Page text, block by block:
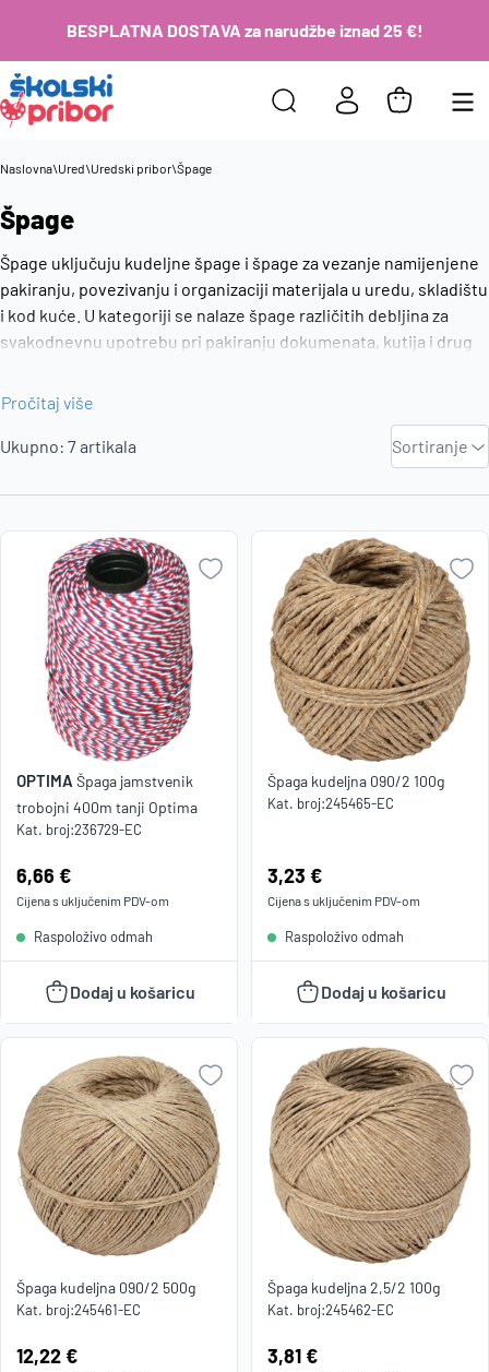
BESPLATNA DOSTAVA za narudžbe iznad 25 €!
Naslovna\Ured\Uredski pribor\Špage
Špage
Špage uključuju kudeljne špage i špage za vezanje namijenjene
pakiranju, povezivanju i organizaciji materijala u uredu, skladištu
i kod kuće. U kategoriji se nalaze špage različitih debljina za
svakodnevnu upotrebu pri pakiranju dokumenata, kutija i drugih
materijala u svakodnevnim zadacima.
Pročitaj više
Ukupno: 7artikala Sortiranje
Zadano
Najviša
cijena
Naziv A-
Z
Naziv Z-
A
OPTIMA Špaga jamstvenik
trobojni 400m tanji Optima
Kat. broj:236729-EC
Cijena:
6,66 €
Cijena s uključenim PDV-om
Raspoloživo odmah
Dodaj u košaricu
Špaga kudeljna 090/2 100g
Kat. broj:245465-EC
Cijena:
3,23 €
Cijena s uključenim PDV-om
Raspoloživo odmah
Dodaj u košaricu
Špaga kudeljna 090/2 500g
Kat. broj:245461-EC
Cijena:
12,22 €
Špaga kudeljna 2,5/2 100g
Kat. broj:245462-EC
Cijena:
3,81 €